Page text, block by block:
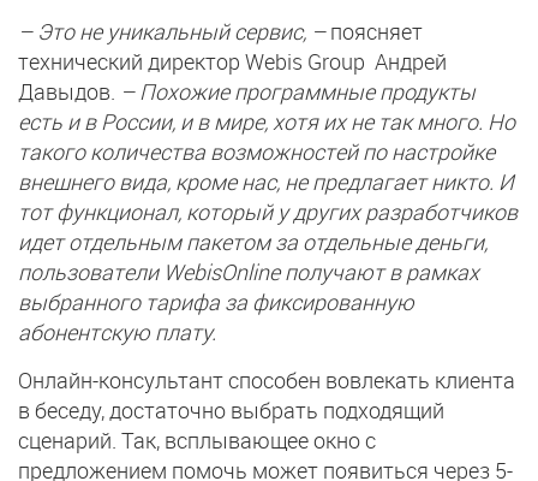
– Это не уникальный сервис, –поясняет
технический директор Webis Group Андрей
Давыдов. – Похожие программные продукты
есть и в России, и в мире, хотя их не так много. Но
такого количества возможностей по настройке
внешнего вида, кроме нас, не предлагает никто. И
тот функционал, который у других разработчиков
идет отдельным пакетом за отдельные деньги,
пользователи WebisOnline получают в рамках
выбранного тарифа за фиксированную
абонентскую плату.
Онлайн-консультант способен вовлекать клиента
в беседу, достаточно выбрать подходящий
сценарий. Так, всплывающее окно с
предложением помочь может появиться через 5-